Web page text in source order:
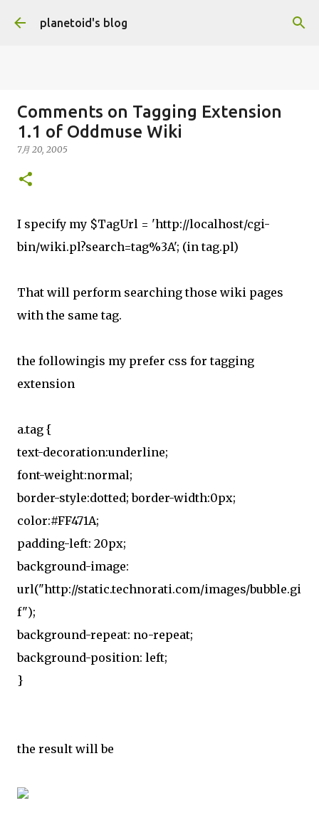
跳到主要內容
planetoid's blog
世界鮮奶第一貴的國家？
6月 20, 2026
Comments on Tagging Extension
1.1 of Oddmuse Wiki
7月 20, 2005
I specify my $TagUrl = 'http://localhost/cgi-
bin/wiki.pl?search=tag%3A'; (in tag.pl)
That will perform searching those wiki pages
with the same tag.
the followingis my prefer css for tagging
extension
a.tag {
text-decoration:underline;
font-weight:normal;
border-style:dotted; border-width:0px;
color:#FF471A;
padding-left: 20px;
background-image:
url("http://static.technorati.com/images/bubble.gi
f");
background-repeat: no-repeat;
background-position: left;
}
the result will be